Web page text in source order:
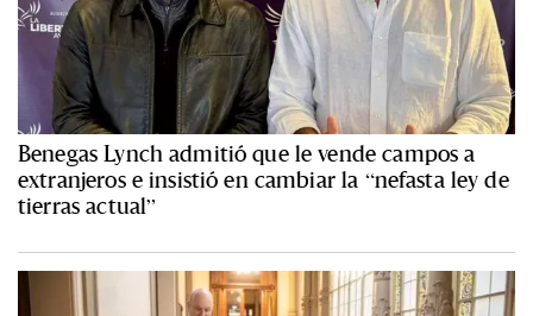
Benegas Lynch admitió que le vende campos a
extranjeros e insistió en cambiar la “nefasta ley de
tierras actual”